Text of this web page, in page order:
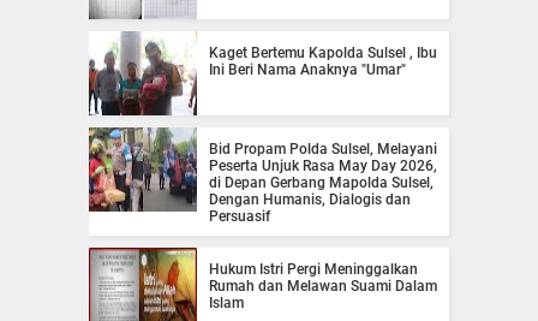
Kaget Bertemu Kapolda Sulsel , Ibu
Ini Beri Nama Anaknya "Umar"
Bid Propam Polda Sulsel, Melayani
Peserta Unjuk Rasa May Day 2026,
di Depan Gerbang Mapolda Sulsel,
Dengan Humanis, Dialogis dan
Persuasif
Hukum Istri Pergi Meninggalkan
Rumah dan Melawan Suami Dalam
Islam